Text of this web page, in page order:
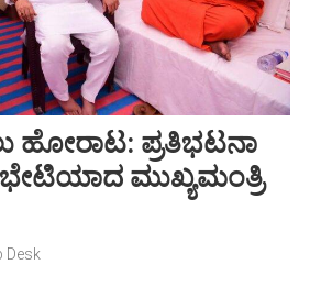
ಹೋರಾಟ: ಪ್ರತಿಭಟನಾ
ಭೇಟಿಯಾದ ಮುಖ್ಯಮಂತ್ರಿ
Desk